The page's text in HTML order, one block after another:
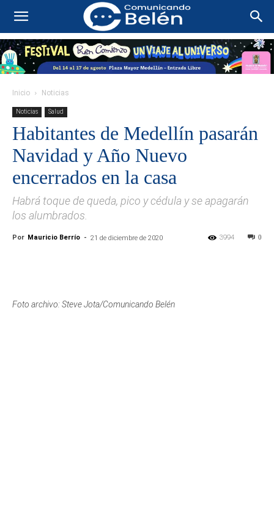
Inicio Noticias
Noticias Salud
Habitantes de Medellín pasarán
Navidad y Año Nuevo
encerrados en la casa
Habrá toque de queda, pico y cédula y se apagarán
los alumbrados.
Por Mauricio Berrío - 21 de diciembre de 2020 0
3994
Foto archivo: Steve Jota/Comunicando Belén